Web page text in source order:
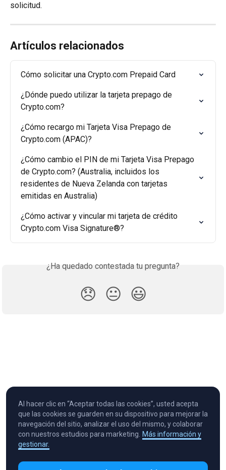
solicitud.
Artículos relacionados
Cómo solicitar una Crypto.com Prepaid Card
¿Dónde puedo utilizar la tarjeta prepago de
Crypto.com?
¿Cómo recargo mi Tarjeta Visa Prepago de
Crypto.com (APAC)?
¿Cómo cambio el PIN de mi Tarjeta Visa Prepago
de Crypto.com? (Australia, incluidos los
residentes de Nueva Zelanda con tarjetas
emitidas en Australia)
¿Cómo activar y vincular mi tarjeta de crédito
Crypto.com Visa Signature®?
¿Ha quedado contestada tu pregunta?
😞 😐 😃
Cryptocurrency in Every Wallet™
Al hacer clic en “Aceptar todas las cookies”, usted acepta
que las cookies se guarden en su dispositivo para mejorar la
navegación del sitio, analizar el uso del mismo, y colaborar
con nuestros estudios para marketing. Más información y
gestionar.